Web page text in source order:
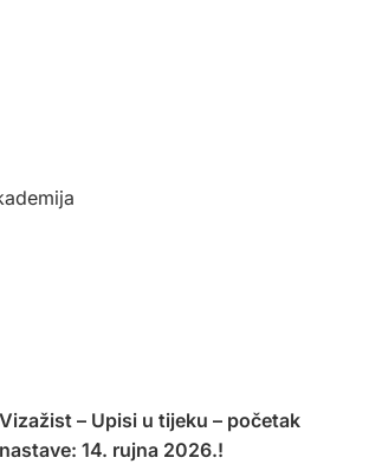
Vizažist – Upisi u tijeku – početak
nastave: 14. rujna 2026.!